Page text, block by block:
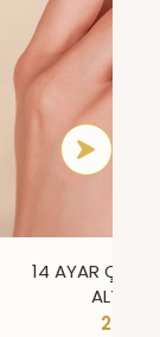
14 AYAR ÇİFT
ALTIN